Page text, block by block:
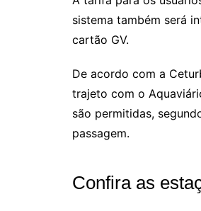
sistema também será
cartão GV.
De acordo com a
trajeto com o
são permitidas,
passagem.
Confira as